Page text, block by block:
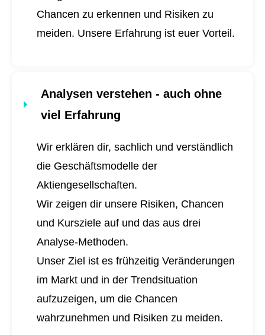
Chancen zu erkennen und Risiken zu
meiden. Unsere Erfahrung ist euer Vorteil.
Analysen verstehen - auch ohne
viel Erfahrung
Wir erklären dir, sachlich und verständlich
die Geschäftsmodelle der
Aktiengesellschaften.
Wir zeigen dir unsere Risiken, Chancen
und Kursziele auf und das aus drei
Analyse-Methoden.
Unser Ziel ist es frühzeitig Veränderungen
im Markt und in der Trendsituation
aufzuzeigen, um die Chancen
wahrzunehmen und Risiken zu meiden.